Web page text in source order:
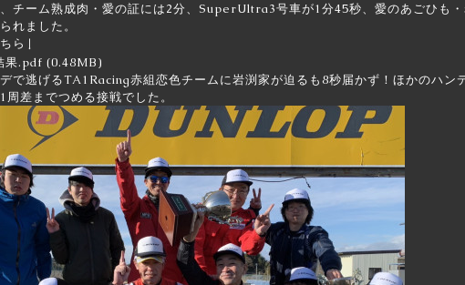
チーム熟成肉・愛の証には2分、SuperUltra3号車が1分45秒、愛のあごひも・
れました。
ら↓
果.pdf (0.48MB)
で逃げるTA1Racing赤組恋色チームに岩渕家が迫るも8秒届かず！ほかのハン
周差までつめる接戦でした。